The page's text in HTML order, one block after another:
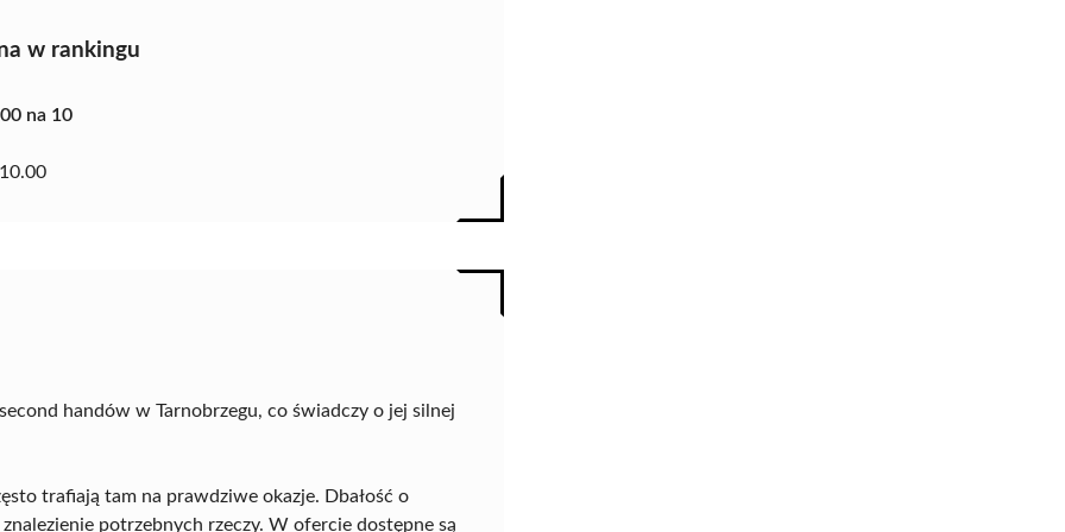
w rankingu
na 10
10.00
handów w Tarnobrzegu, co świadczy o jej silnej
trafiają tam na prawdziwe okazje. Dbałość o
potrzebnych rzeczy. W ofercie dostępne są